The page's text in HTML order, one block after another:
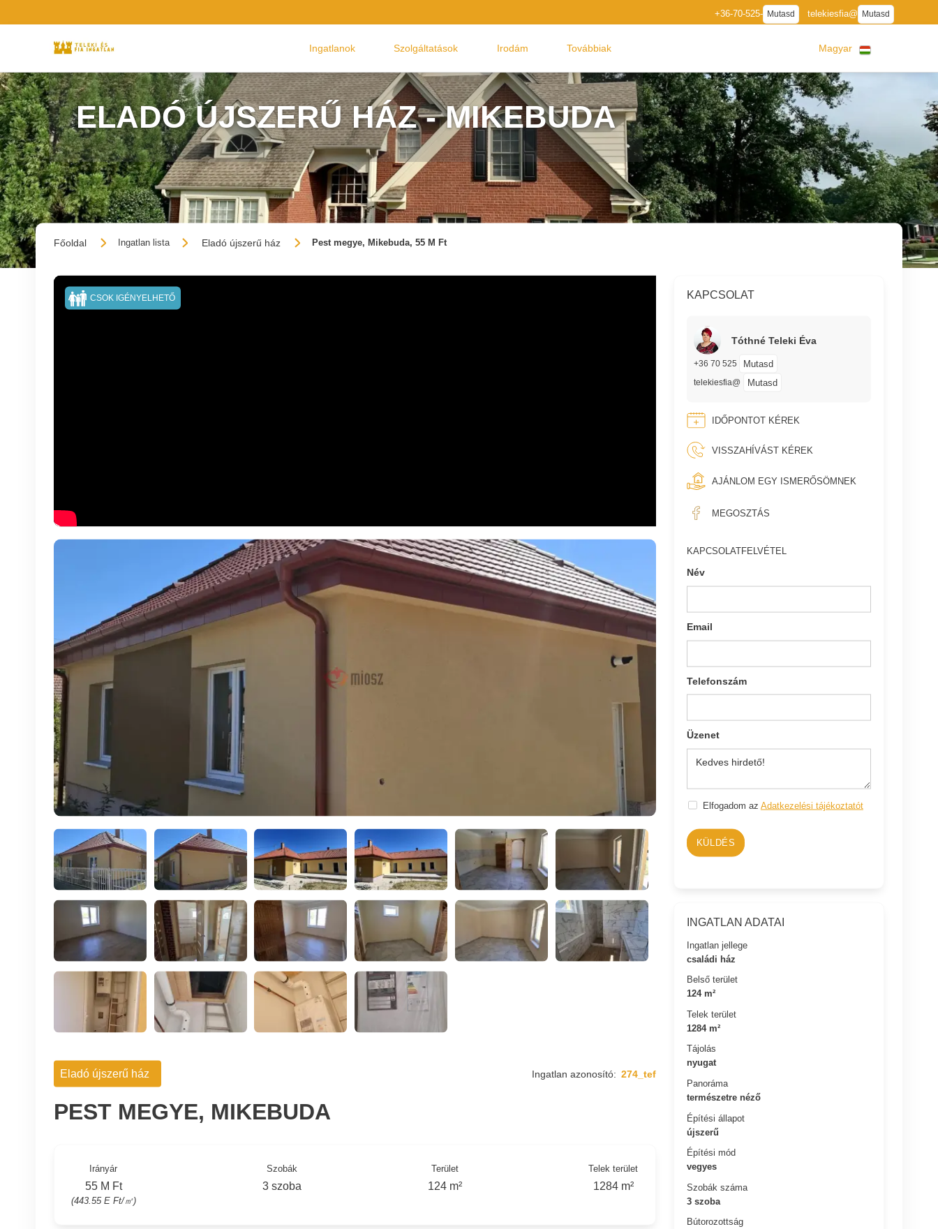
+36-70-525- Mutasd telekiesfia@ Mutasd
Ingatlanok Szolgáltatások Irodám Továbbiak Magyar
ELADÓ ÚJSZERŰ HÁZ - MIKEBUDA
Főoldal Ingatlan lista Eladó újszerű ház Pest megye, Mikebuda, 55 M Ft
CSOK IGÉNYELHETŐ KAPCSOLAT
Tóthné Teleki Éva
+36 70 525 Mutasd
telekiesfia@ Mutasd
IDŐPONTOT KÉREK
VISSZAHÍVÁST KÉREK
AJÁNLOM EGY ISMERŐSÖMNEK
MEGOSZTÁS
KAPCSOLATFELVÉTEL
Név
Email
Telefonszám
Üzenet
Elfogadom az Adatkezelési tájékoztatót
KÜLDÉS
INGATLAN ADATAI
Ingatlan jellege
családi ház
Belső terület
124 m²
Telek terület
1284 m²
Tájolás
nyugat
Panoráma
természetre néző
Építési állapot
újszerű
Építési mód
vegyes
Szobák száma
3 szoba
Bútorozottság
Eladó újszerű ház Ingatlan azonosító: 274_tef
PEST MEGYE, MIKEBUDA
Irányár
55 M Ft
(443.55 E Ft/㎡)
Szobák
3 szoba
Terület
124 m²
Telek terület
1284 m²